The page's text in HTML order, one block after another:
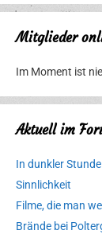
Mitglieder
Im Moment ist
Aktuell im
In dunkler Stunde
Sinnlichkeit
Filme, die man
Brände bei